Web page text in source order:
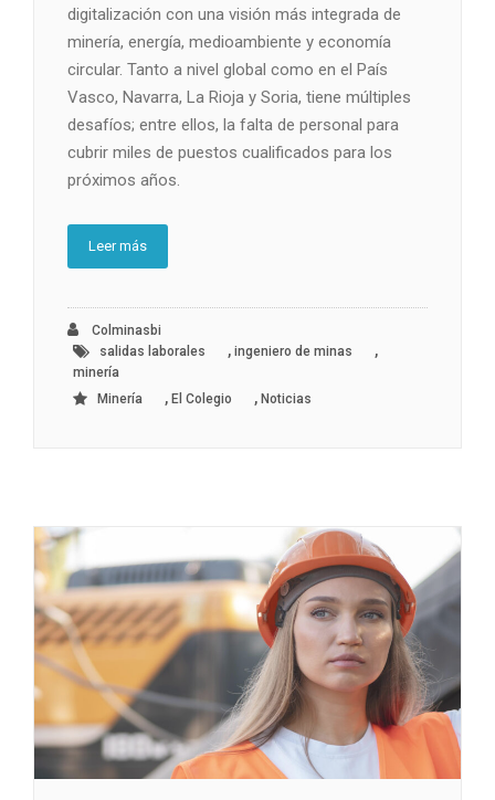
digitalización con una visión más integrada de
minería, energía, medioambiente y economía
circular. Tanto a nivel global como en el País
Vasco, Navarra, La Rioja y Soria, tiene múltiples
desafíos; entre ellos, la falta de personal para
cubrir miles de puestos cualificados para los
próximos años.
Leer más
Colminasbi
salidas laborales
, ingeniero de minas ,
minería
Minería
, El Colegio , Noticias